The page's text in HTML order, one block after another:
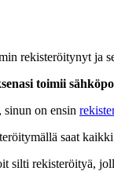
rekisteröitynyt ja
toimii
sinun on ensin
saat
silti rekisteröityä,